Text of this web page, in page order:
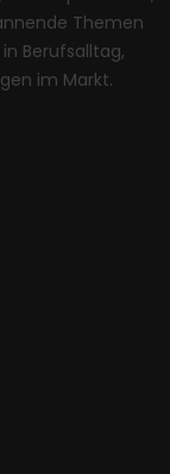
Themen
Berufsalltag,
im Markt.